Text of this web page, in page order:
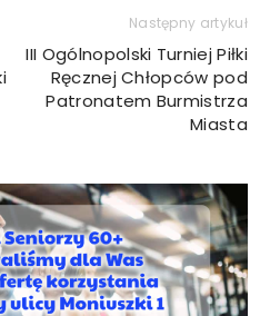
Następny artykuł
III Ogólnopolski Turniej Piłki
Ręcznej Chłopców pod
Patronatem Burmistrza
Miasta